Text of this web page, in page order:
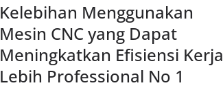
Kelebihan Menggunakan
Mesin CNC yang Dapat
Meningkatkan Efisiensi Kerja
Lebih Professional No 1